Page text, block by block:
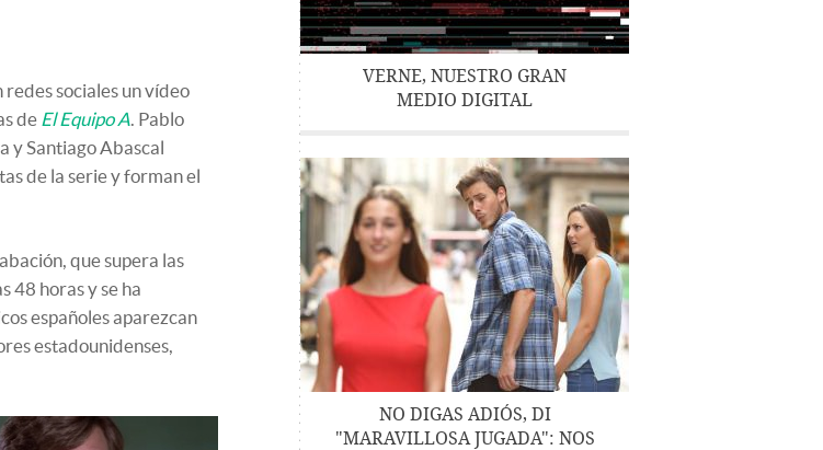
redes sociales un vídeo
de El Equipo A. Pablo
y Santiago Abascal
de la serie y forman el
que supera las
48 horas y se ha
españoles aparezcan
estadounidenses,
VERNE, NUESTRO GRAN
MEDIO DIGITAL
NO DIGAS ADIÓS, DI
"MARAVILLOSA JUGADA": NOS